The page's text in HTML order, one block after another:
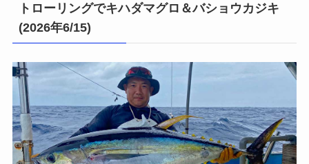
トローリングでキハダマグロ＆バショウカジキ
(2026年6/15)